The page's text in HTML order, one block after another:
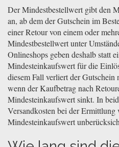
Der Mindestbestellwert gibt den
an, ab dem der Gutschein im
einer Retour von einem oder
Mindestbestellwert unter
Onlineshops geben deshalb statt
Mindesteinkaufswert für die
diesem Fall verliert der
wenn der Kaufbetrag nach
Mindesteinkaufswert sinkt. In
Versandkosten bei der
Mindesteinkaufswert